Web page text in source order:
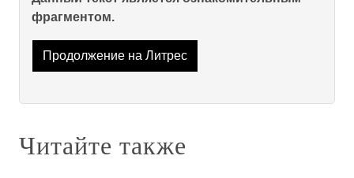
фрагментом.
Продолжение на Литрес
Читайте также